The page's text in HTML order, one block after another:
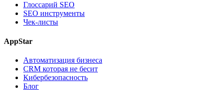
Глоссарий SEO
SEO инструменты
Чек-листы
AppStar
Автоматизация бизнеса
CRM которая не бесит
Кибербезопасность
Блог